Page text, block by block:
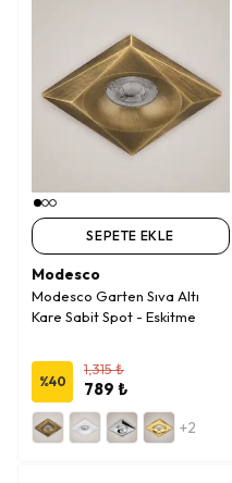
SEPETE EKLE
Modesco
Modesco Garten Sıva Altı
Kare Sabit Spot - Eskitme
%40
1,315 ₺
789 ₺
+2